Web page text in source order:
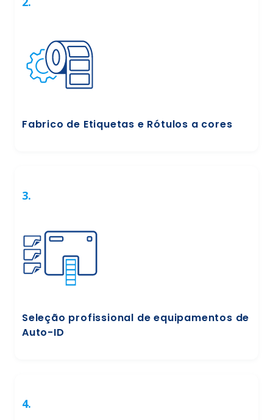
Fabrico de Etiquetas e Rótulos a cores
3.
Seleção profissional de equipamentos de
Auto-ID
4.